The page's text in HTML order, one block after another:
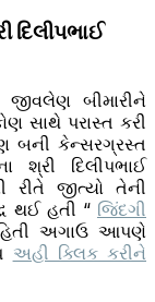
દિલીપભાઈ
બીમારીને
સાથે પરાસ્ત કરી
બની કેન્સરગ્રસ્ત
શ્રી દિલીપભાઈ
રીતે જીત્યો તેની
થઈ હતી “ જિંદગી
અગાઉ આપણે
અહી ક્લિક કરીને